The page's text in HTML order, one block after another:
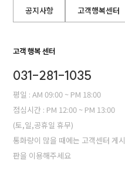
공지사항 고객행복센터
고객 행복 센터
031-281-1035
평일 : AM 09:00 ~ PM 18:00
점심시간 : PM 12:00 ~ PM 13:00
(토,일,공휴일 휴무)
통화량이 많을 때에는 고객센터 게시
판을 이용해주세요